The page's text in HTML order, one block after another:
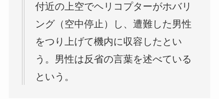
付近の上空でヘリコプターがホバリ
ング（空中停止）し、遭難した男性
をつり上げて機内に収容したとい
う。男性は反省の言葉を述べている
という。